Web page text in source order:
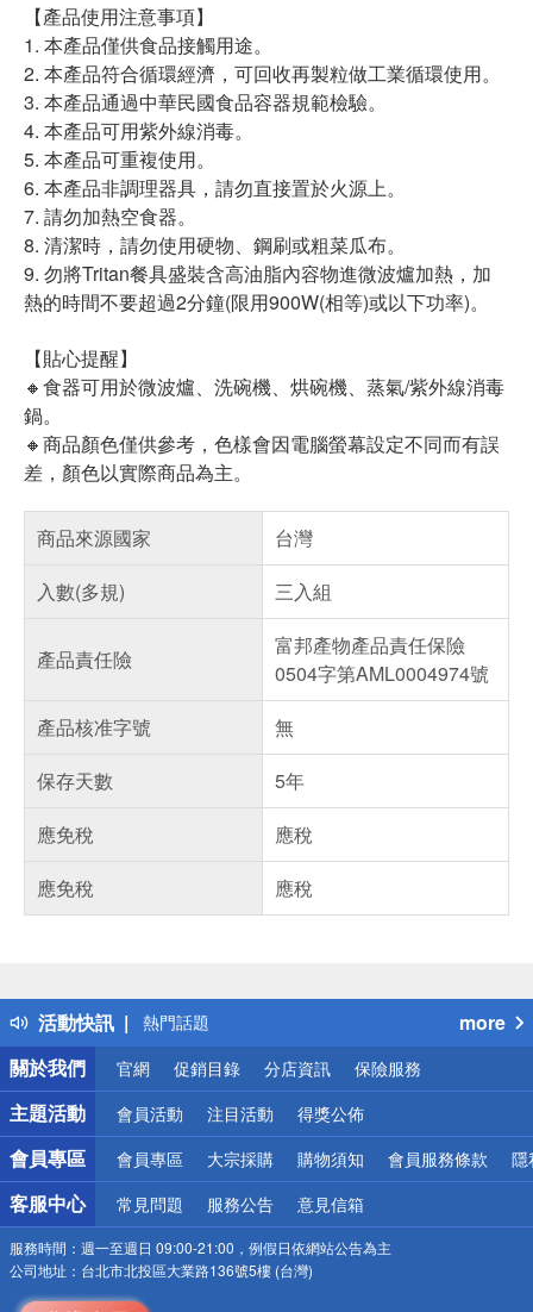
【產品使用注意事項】
1. 本產品僅供食品接觸用途。
2. 本產品符合循環經濟，可回收再製粒做工業循環使用。
3. 本產品通過中華民國食品容器規範檢驗。
4. 本產品可用紫外線消毒。
5. 本產品可重複使用。
6. 本產品非調理器具，請勿直接置於火源上。
7. 請勿加熱空食器。
8. 清潔時，請勿使用硬物、鋼刷或粗菜瓜布。
9. 勿將Tritan餐具盛裝含高油脂內容物進微波爐加熱，加
熱的時間不要超過2分鐘(限用900W(相等)或以下功率)。
【貼心提醒】
🔸食器可用於微波爐、洗碗機、烘碗機、蒸氣/紫外線消毒
鍋。
🔸商品顏色僅供參考，色樣會因電腦螢幕設定不同而有誤
差，顏色以實際商品為主。
商品來源國家
台灣
入數(多規)
三入組
產品責任險
富邦產物產品責任保險
0504字第AML0004974號
產品核准字號
無
保存天數
5年
應免稅
應稅
應免稅
應稅
活動快訊
得獎公告
熱門話題
銀行優惠
偏遠地區配送
詐騙網頁！請小心！
more
關於我們
官網 促銷目錄 分店資訊 保險服務
主題活動 會員活動 注目活動 得獎公佈
會員專區 會員專區 大宗採購 購物須知 會員服務條款 隱
客服中心 常見問題 服務公告 意見信箱
服務時間： 週一至週日 09:00-21:00，例假日依網站公告為主
公司地址： 台北市北投區大業路136號5樓 (台灣)